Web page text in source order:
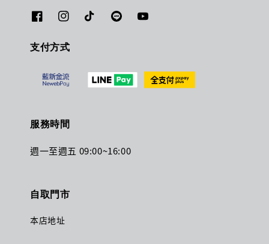
支付方式
服務時間
週一至週五 09:00~16:00
自取門市
本店地址